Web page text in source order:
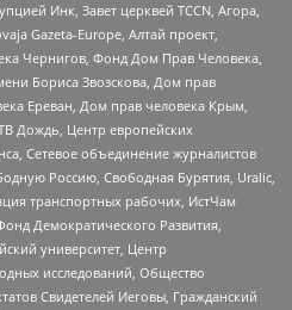
Инк, Завет церквей TCCN, Агора,
Gazeta-Europe, Алтай проект,
Чернигов, Фонд Дом Прав Человека,
Бориса Звозскова, Дом прав
Ереван, Дом прав человека Крым,
Дождь, Центр европейских
Сетевое объединение журналистов
Россию, Свободная Бурятия, Uralic,
транспортных рабочих, ИстЧам
Демократического Развития,
университет, Центр
исследований, Общество
Свидетелей Иеговы, Гражданский